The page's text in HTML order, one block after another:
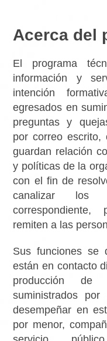
Acerca del
El programa
información y
intención
egresados en
preguntas y
por correo escrito,
guardan relación
y políticas de la
con el fin de
canalizar los
correspondiente,
remiten a las
Sus funciones se
están en contacto
producción
suministrados
desempeñar en
por menor,